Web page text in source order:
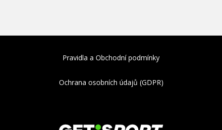
Pravidla a Obchodní podmínky
Ochrana osobních údajů (GDPR)